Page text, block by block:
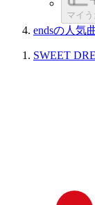
マイう
endsの人気
SWEET